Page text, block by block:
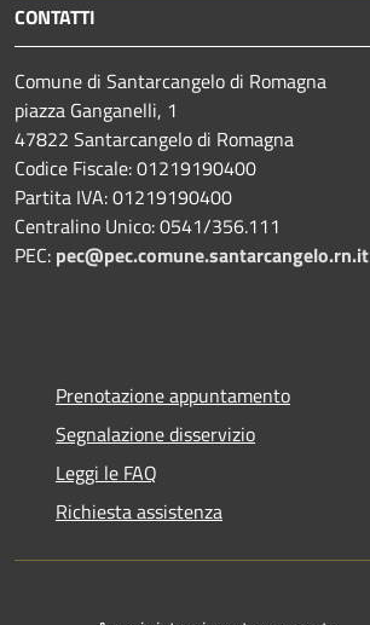
CONTATTI
Comune di Santarcangelo di Romagna
piazza Ganganelli, 1
47822 Santarcangelo di Romagna
Codice Fiscale: 01219190400
Partita IVA: 01219190400
Centralino Unico: 0541/356.111
PEC: pec@pec.comune.santarcangelo.rn.it
Prenotazione appuntamento
Segnalazione disservizio
Leggi le FAQ
Richiesta assistenza